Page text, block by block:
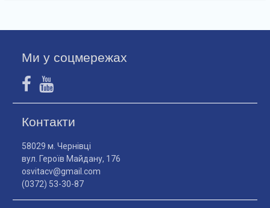
Ми у соцмережах
Контакти
58029 м. Чернівці
вул. Героїв Майдану, 176
osvitacv@gmail.com
(0372) 53-30-87